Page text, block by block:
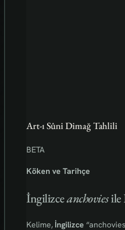
Art-ı Sûni Dimağ Tahlili
BETA
Köken ve Tarihçe
İngilizceanchoviesile
Kelime, İngilizce